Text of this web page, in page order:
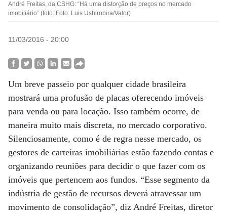
André Freitas, da CSHG: “Há uma distorção de preços no mercado
imobiliário” (foto: Foto: Luis Ushirobira/Valor)
11/03/2016 - 20:00
Um breve passeio por qualquer cidade brasileira
mostrará uma profusão de placas oferecendo imóveis
para venda ou para locação. Isso também ocorre, de
maneira muito mais discreta, no mercado corporativo.
Silenciosamente, como é de regra nesse mercado, os
gestores de carteiras imobiliárias estão fazendo contas e
organizando reuniões para decidir o que fazer com os
imóveis que pertencem aos fundos. “Esse segmento da
indústria de gestão de recursos deverá atravessar um
movimento de consolidação”, diz André Freitas, diretor